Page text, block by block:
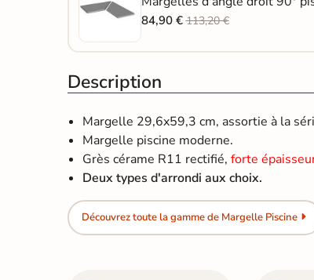
84,90 €113,20 €
Description
Margelle 29,6x59,3 cm, assortie à la
Margelle piscine moderne.
Grès cérame R11 rectifié,forte
Deux types d'arrondi aux choix.
Découvrez toute la gamme de Margelle Piscine